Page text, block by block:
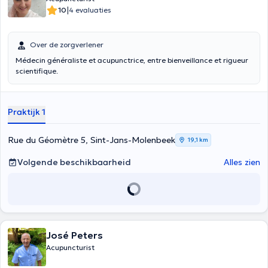
10|4 evaluaties
Over de zorgverlener
Médecin généraliste et acupunctrice, entre bienveillance et rigueur
scientifique.
Praktijk 1
Rue du Géomètre 5, Sint-Jans-Molenbeek 19,1 km
Volgende beschikbaarheid Alles zien
José Peters
Acupuncturist